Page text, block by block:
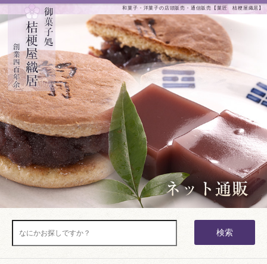
和菓子・洋菓子の店頭販売・通信販売【菓匠 桔梗屋織居】
検索